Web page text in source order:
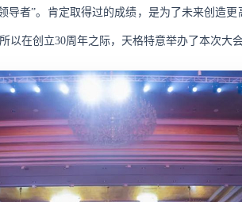
导者”。肯定取得过的成绩，是为了未来创造更
以在创立30周年之际，天格特意举办了本次大